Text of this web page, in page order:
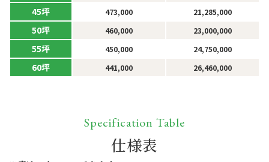
45坪 473,000 21,285,000
50坪 460,000 23,000,000
55坪 450,000 24,750,000
60坪 441,000 26,460,000
Specification Table
仕様表